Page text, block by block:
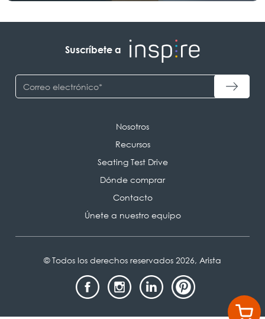
Suscríbete a
Nosotros
Recursos
Seating Test Drive
Dónde comprar
Contacto
Únete a nuestro equipo
© Todos los derechos reservados 2026, Arista